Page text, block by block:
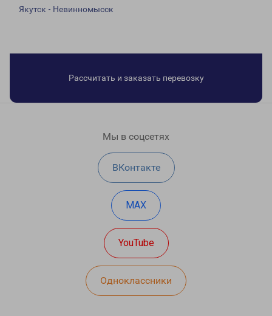
Якутск - Невинномысск
Рассчитать и заказать перевозку
Мы в соцсетях
ВКонтакте
MAX
YouTube
Одноклассники